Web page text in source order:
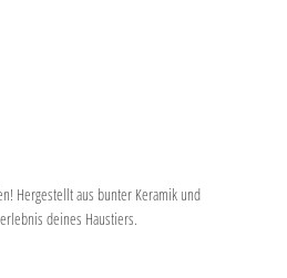
Hergestellt aus bunter Keramik und
deines Haustiers.